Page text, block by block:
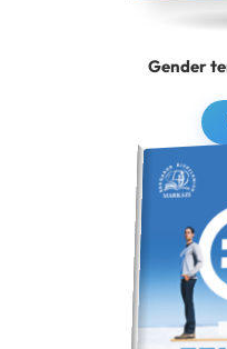
Gender